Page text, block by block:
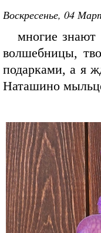
Воскресенье, 04
многие знают
волшебницы,
подарками, а я
Наташино